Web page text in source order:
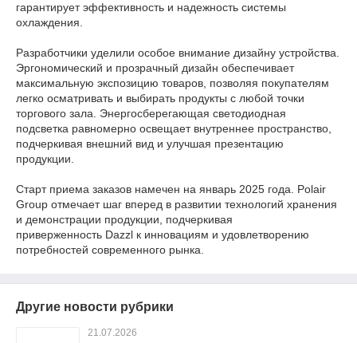
гарантирует эффективность и надежность системы
охлаждения.
Разработчики уделили особое внимание дизайну устройства.
Эргономический и прозрачный дизайн обеспечивает
максимальную экспозицию товаров, позволяя покупателям
легко осматривать и выбирать продукты с любой точки
торгового зала. Энергосберегающая светодиодная
подсветка равномерно освещает внутреннее пространство,
подчеркивая внешний вид и улучшая презентацию
продукции.
Старт приема заказов намечен на январь 2025 года. Polair
Group отмечает шаг вперед в развитии технологий хранения
и демонстрации продукции, подчеркивая
приверженность Dazzl к инновациям и удовлетворению
потребностей современного рынка.
Другие новости рубрики
21.07.2026